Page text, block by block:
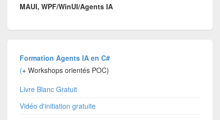
MAUI, WPF/WinUI/Agents IA
Formation Agents IA en C#
(+ Workshops orientés POC)
Livre Blanc Gratuit
Vidéo d'initiation gratuite